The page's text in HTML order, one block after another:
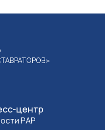
центр
РАР